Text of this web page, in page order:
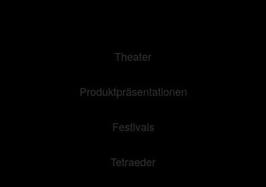
Theater
Produktpräsentationen
Festivals
Tetraeder